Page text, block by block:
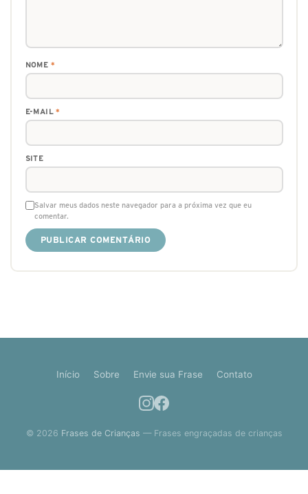
NOME *
E-MAIL*
SITE
Salvar meus dados neste navegador para a próxima vez que eu
comentar.
Início Sobre Envie sua Frase Contato
© 2026 Frases de Crianças — Frases engraçadas de crianças